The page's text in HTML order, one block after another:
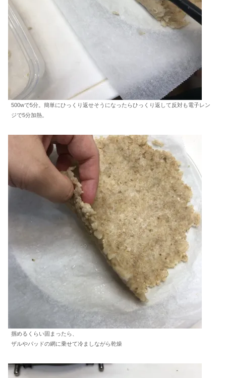
500wで5分。簡単にひっくり返せそうになったらひっくり返して反対も電子レン
ジで5分加熱。
掴めるくらい固まったら、
ザルやパッドの網に乗せて冷ましながら乾燥